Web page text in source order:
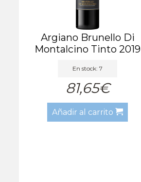
Argiano Brunello Di
Montalcino Tinto 2019
En stock: 7
81,65€
Añadir al carrito